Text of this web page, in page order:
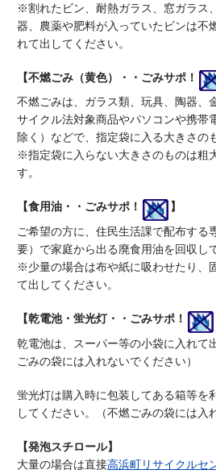
※割れたビン、耐熱ガラス、窓ガラス
器、農薬や肥料が入っていたビンは不
れて出してください。
【不燃ごみ（黄色）・・ごみサポ！
不燃ごみは、ガラス類、玩具、陶器、
サイクル法対象商品やパソコンや携帯
除く）などで、指定袋に入る大きさの
※指定袋に入らない大きさのものは粗
す。
【食用油・・ごみサポ！
】
ご希望の方に、住民生活課で配布する
要）で家庭から出る廃食用油を回収し
※少量の場合は布や紙に吸わせたり、
て出してください。
【乾電池・蛍光灯・・ごみサポ！
乾電池は、スーパー等の小袋に入れて
ごみの袋には入れないでください）
蛍光灯は購入時に包装してある箱等を
してください。（不燃ごみの袋には入
【発泡スチロール】
大量の場合は直接高浜町リサイクルセ